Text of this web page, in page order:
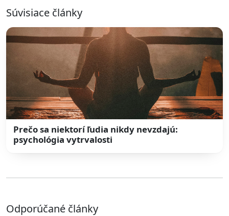
Súvisiace články
Prečo sa niektorí ľudia nikdy nevzdajú:
psychológia vytrvalosti
Odporúčané články